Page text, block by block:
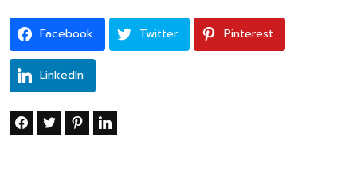
Facebook Twitter Pinterest
LinkedIn